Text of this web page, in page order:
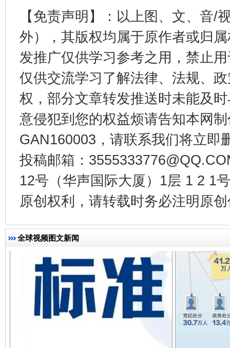
【免责声明】：以上图、文、音/
外），其版权均属于原作者或归
发推广仅供学习参考之用，禁止
仅供交流学习了解法律、法规、
权，部分文章转发推送时未能及
意侵犯到您的权益烦请告知本网
GAN160003，请联系我们将立即
投稿邮箱：
12号（华声国际大厦）1层 1 2 1
原创权利，请转载时务必注明原
全球视频图文新闻
一纸欠条伤亲情 巡回调解促和解..
法徽映军营 权益有保障
一批国家标准开始实施 从